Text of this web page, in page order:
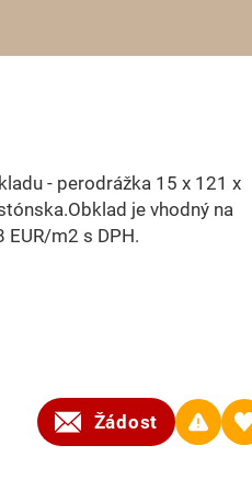
- perodrážka 15 x 121 x
je vhodný na
EUR/m2 s DPH.
Žádost